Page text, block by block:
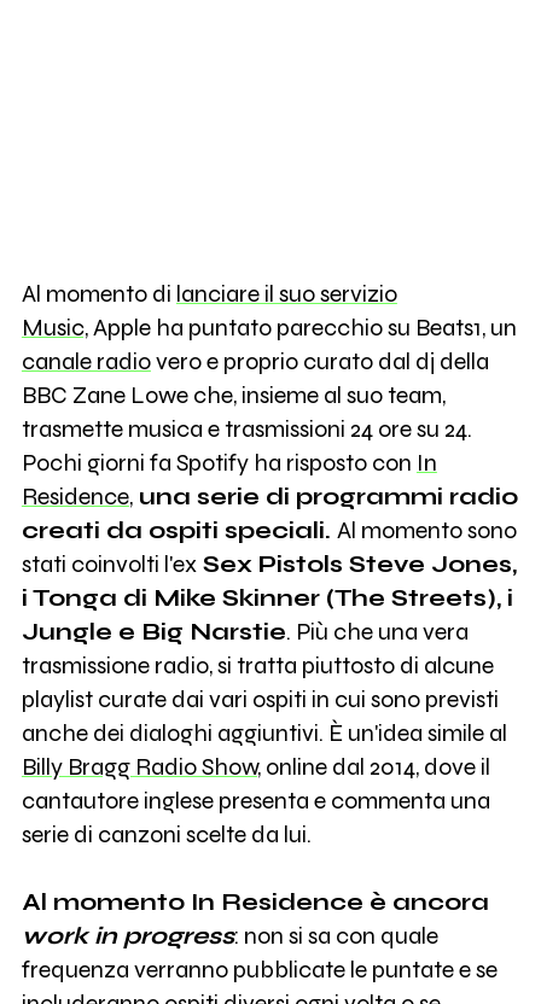
Al momento di lanciare il suo servizio
Music,Apple ha puntato parecchio su Beats1, un
canale radiovero e proprio curato dal dj della
BBC Zane Lowe che, insieme al suo team,
trasmette musica e trasmissioni 24 ore su 24.
Pochi giorni fa Spotify ha risposto con In
Residence,una serie di programmi radio
creati da ospiti speciali. Al momento sono
stati coinvolti l'exSex Pistols Steve Jones,
i Tonga di Mike Skinner (The Streets), i
Jungle e Big Narstie. Più che una vera
trasmissione radio, si tratta piuttosto di alcune
playlist curate dai vari ospiti in cui sono previsti
anche dei dialoghi aggiuntivi. È un'idea simile al
Billy Bragg Radio Show, online dal 2014, dove il
cantautore inglese presenta e commenta una
serie di canzoni scelte da lui.
Al momento In Residence è ancora
work in progress: non si sa con quale
frequenza verranno pubblicate le puntate e se